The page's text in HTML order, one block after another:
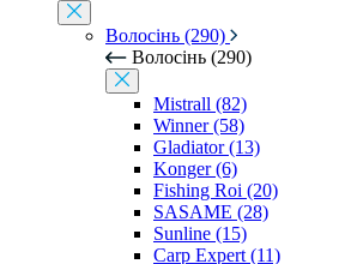
Волосінь (290)
Волосінь (290)
Mistrall (82)
Winner (58)
Gladiator (13)
Konger (6)
Fishing Roi (20)
SASAME (28)
Sunline (15)
Carp Expert (11)